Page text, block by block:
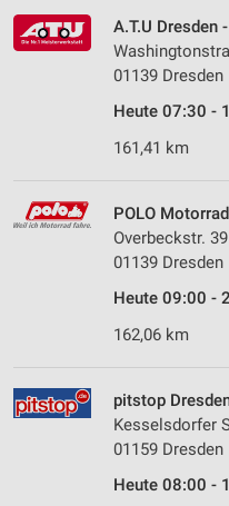
A.T.U Dresden
01139 Dresden
Heute 07:30 -
161,41 km
POLO
Overbeckstr. 39
01139 Dresden
Heute 09:00 -
162,06 km
pitstop
Kesselsdorfer
01159 Dresden
Heute 08:00 -
Verwendung von Profilen
personalisierter Werbung
Erstellung von Profilen zur
Verwendung von Profilen
personalisierter Inhalte
Messung der Werbeleistung
Messung der Performance
Analyse von Zielgruppen
Kombinationen von Daten
Verwendung reduzierter
IAB-Besonderheiten: